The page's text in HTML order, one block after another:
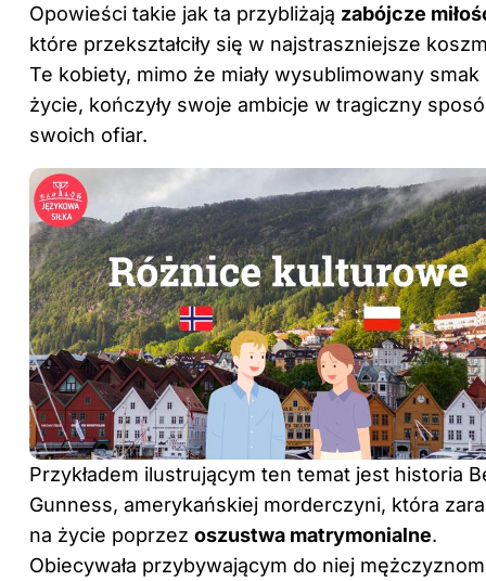
Opowieści takie jak ta przybliżają zabójcze
które przekształciły się w najstraszniejsze
Te kobiety, mimo że miały wysublimowany smak
życie, kończyły swoje ambicje w tragiczny
swoich ofiar.
Przykładem ilustrującym ten temat jest historia
Gunness, amerykańskiej morderczyni, która
na życie poprzez oszustwa matrymonialne.
Obiecywała przybywającym do niej mężczyznom